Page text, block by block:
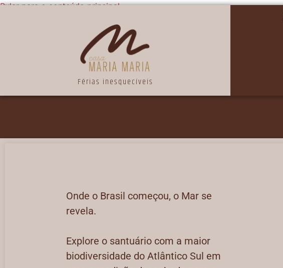
Pular para o conteúdo principal
Férias inesquecíveis
Onde o Brasil começou, o Mar se
revela.
Explore o santuário com a maior
biodiversidade do Atlântico Sul em